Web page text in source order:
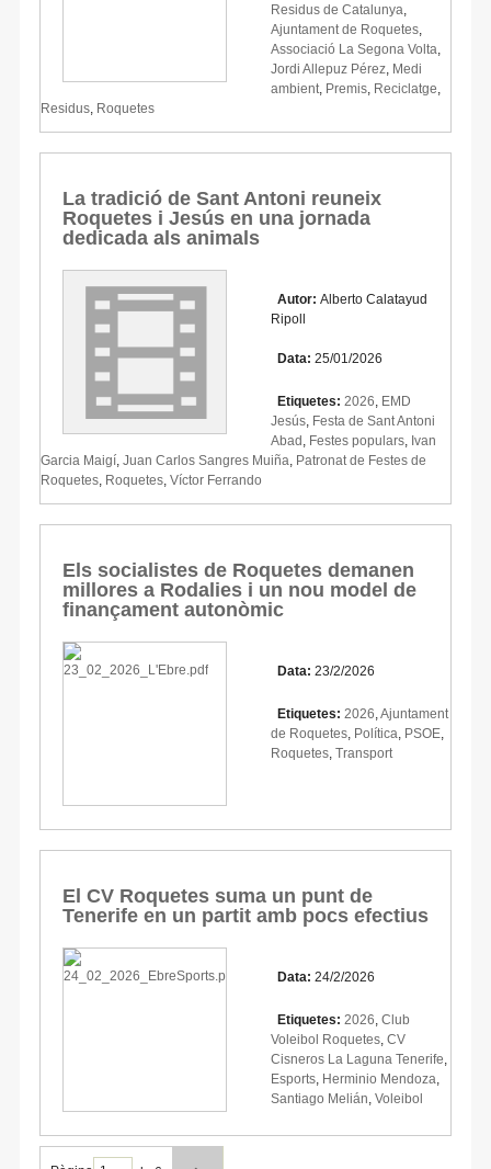
Residus de Catalunya
Ajuntament de Roquetes
Associació La Segona Volta
Jordi Allepuz Pérez Medi
ambient Premis Reciclatge
Residus Roquetes
La tradició de Sant Antoni reuneix
Roquetes i Jesús en una jornada
dedicada als animals
Autor: Alberto Calatayud
Ripoll
Data: 25/01/2026
Etiquetes: 2026 EMD
Jesús Festa de Sant Antoni
Abad Festes populars Ivan
Garcia Maigí Juan Carlos Sangres Muiña Patronat de Festes de
Roquetes Roquetes Víctor Ferrando
Els socialistes de Roquetes demanen
millores a Rodalies i un nou model de
finançament autonòmic
Data: 23/2/2026
Etiquetes: 2026 Ajuntament
de Roquetes Política PSOE
Roquetes Transport
El CV Roquetes suma un punt de
Tenerife en un partit amb pocs efectius
Data: 24/2/2026
Etiquetes: 2026 Club
Voleibol Roquetes CV
Cisneros La Laguna Tenerife
Esports Herminio Mendoza
Santiago Melián Voleibol